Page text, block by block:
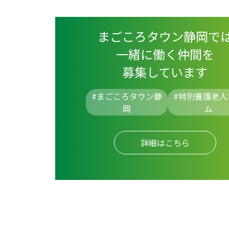
まごころタウン静岡で
一緒に働く仲間を
募集しています
#まごころタウン静
岡
#特別養護老
ム
詳細はこちら